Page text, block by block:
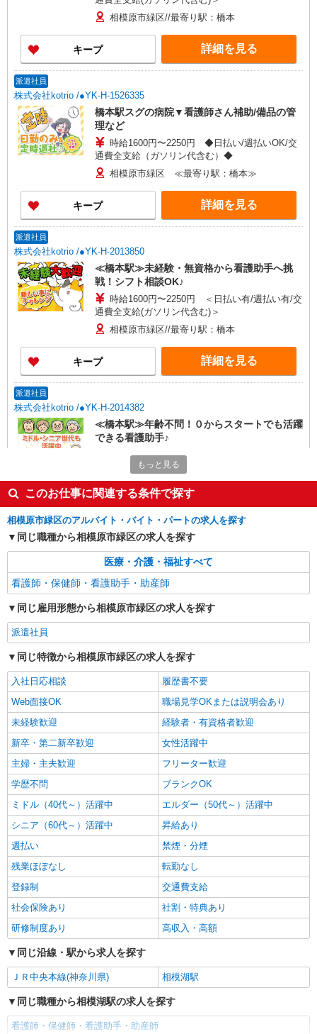
相模原市緑区//最寄り駅：橋本
キープ 詳細を見る
派遣社員
株式会社kotrio /●YK-H-1526335
橋本駅スグの病院▼看護師さん補助/備品の管
理など
時給1600円〜2250円 ◆日払い/週払いOK/交
通費全支給（ガソリン代含む）◆
相模原市緑区 ≪最寄り駅：橋本≫
キープ 詳細を見る
派遣社員
株式会社kotrio /●YK-H-2013850
≪橋本駅≫未経験・無資格から看護助手へ挑
戦！シフト相談OK♪
時給1600円〜2250円 ＜日払い有/週払い有/交
通費全支給(ガソリン代含む)＞
相模原市緑区//最寄り駅：橋本
キープ 詳細を見る
派遣社員
株式会社kotrio /●YK-H-2014382
≪橋本駅≫年齢不問！０からスタートでも活躍
できる看護助手♪
時給1600円〜2250円 ＜日払い有/週払い有/交
通費全支給(ガソリン代含む)＞
相模原市緑区//最寄り駅：橋本
キープ 詳細を見る
株式会社トラストグロース 新宿本社 第2営業部
保育園での看護師
時給：2000円〜2200円 ※資格や経験などに
よる
キープ
派遣社員
株式会社kotrio /●YK-H-1956129
≪橋本駅／看護助手≫子育て世代活躍中！働き
やすい環境♪
時給1600円〜2250円 ＜日払い有/週払い有/交
通費全支給(ガソリン代含む)＞
相模原市緑区//最寄り駅：橋本
キープ 詳細を見る
派遣社員
株式会社kotrio /●YK-H-1584976
橋本駅！看護助手⇒高収入/日払い可能/未経験
時給1600円〜2250円 ＜日払い有/週払い有/交
通費全支給(ガソリン代含む)＞
相模原市緑区 ≪最寄り駅：橋本≫
キープ 詳細を見る
派遣社員
株式会社トラストグロース 新宿本社 第2営業部
もっと見る
このお仕事に関連する条件で探す
相模原市緑区のアルバイト・バイト・パートの求人を探す
同じ職種から相模原市緑区の求人を探す
医療・介護・福祉すべて
看護師・保健師・看護助手・助産師
同じ雇用形態から相模原市緑区の求人を探す
派遣社員
同じ特徴から相模原市緑区の求人を探す
入社日応相談
履歴書不要
Web面接OK
職場見学OKまたは説明会あり
未経験歓迎
経験者・有資格者歓迎
新卒・第二新卒歓迎
女性活躍中
主婦・主夫歓迎
フリーター歓迎
学歴不問
ブランクOK
ミドル（40代～）活躍中
エルダー（50代～）活躍中
シニア（60代～）活躍中
昇給あり
週払い
禁煙・分煙
残業ほぼなし
転勤なし
登録制
交通費支給
社会保険あり
社割・特典あり
研修制度あり
高収入・高額
同じ沿線・駅から求人を探す
ＪＲ中央本線(神奈川県) 相模湖駅
同じ職種から相模湖駅の求人を探す
看護師・保健師・看護助手・助産師